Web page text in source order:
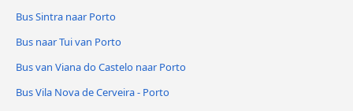
Bus Sintra naar Porto
Bus naar Tui van Porto
Bus van Viana do Castelo naar Porto
Bus Vila Nova de Cerveira - Porto